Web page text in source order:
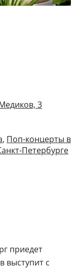
3
, Поп-концерты в
Петербурге
приедет
выступит с